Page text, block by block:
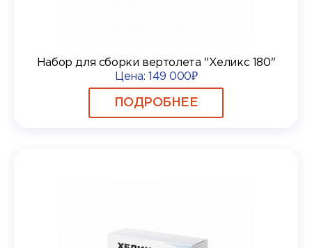
Набор для сборки вертолета "Хеликс 180"
Цена:
149 000₽
ПОДРОБНЕЕ